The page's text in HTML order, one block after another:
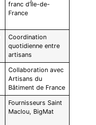
franc d’Île-de-
France
Coordination
quotidienne entre
artisans
Collaboration avec
Artisans du
Bâtiment de France
Fournisseurs Saint
Maclou, BigMat